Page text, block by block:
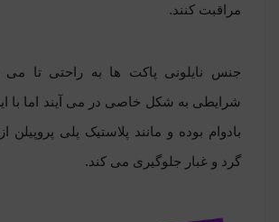
مراقبت کنند.
جنس نایلونی پاکت ها به راحتی تا
شرایطی به شکل خاصی در می آیند اما با
بادوام بوده و مانند پلاستیک پلی پروپیلن
گرد و غبار جلوگیری می کند.